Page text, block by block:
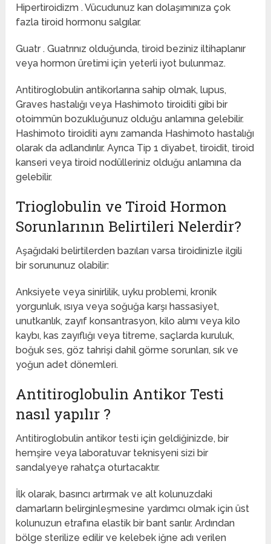
‌Hipertiroidizm . Vücudunuz kan dolaşımınıza çok
fazla tiroid hormonu salgılar.
‌Guatr . Guatrınız olduğunda, tiroid beziniz iltihaplanır
veya hormon üretimi için yeterli iyot bulunmaz. ‌
‌Antitiroglobulin antikorlarına sahip olmak, lupus,
Graves hastalığı veya Hashimoto tiroiditi gibi bir
otoimmün bozukluğunuz olduğu anlamına gelebilir.
Hashimoto tiroiditi aynı zamanda Hashimoto hastalığı
olarak da adlandırılır. Ayrıca Tip 1 diyabet, tiroidit, tiroid
kanseri veya tiroid nodülleriniz olduğu anlamına da
gelebilir.
Trioglobulin ve Tiroid Hormon
Sorunlarının Belirtileri Nelerdir?
‌‌Aşağıdaki belirtilerden bazıları varsa tiroidinizle ilgili
bir sorununuz olabilir:
‌Anksiyete veya sinirlilik, uyku problemi, kronik
yorgunluk, ısıya veya soğuğa karşı hassasiyet,
unutkanlık, zayıf konsantrasyon, kilo alımı veya kilo
kaybı, kas zayıflığı veya titreme, saçlarda kuruluk,
boğuk ses, göz tahrişi dahil görme sorunları‌, sık ve
yoğun adet dönemleri.
Antitiroglobulin Antikor Testi
nasıl yapılır ?
‌‌Antitiroglobulin antikor testi için geldiğinizde, bir
hemşire veya laboratuvar teknisyeni sizi bir
sandalyeye rahatça oturtacaktır.
İlk olarak, basıncı artırmak ve alt kolunuzdaki
damarların belirginleşmesine yardımcı olmak için üst
kolunuzun etrafına elastik bir bant sarılır. Ardından
bölge sterilize edilir ve kelebek iğne adı verilen